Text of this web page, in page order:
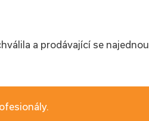
a prodávající se najednou